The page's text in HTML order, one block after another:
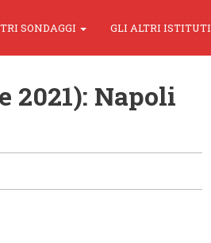
SONDAGGI GLI ALTRI ISTITUTI
2021): Napoli